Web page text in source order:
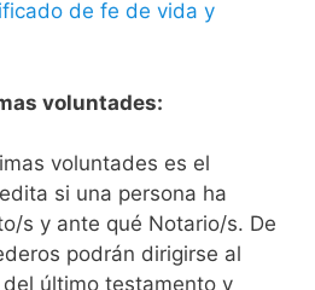
de fe de vida y
voluntades:
voluntades es el
si una persona ha
s y ante qué Notario/s. De
podrán dirigirse al
último testamento y